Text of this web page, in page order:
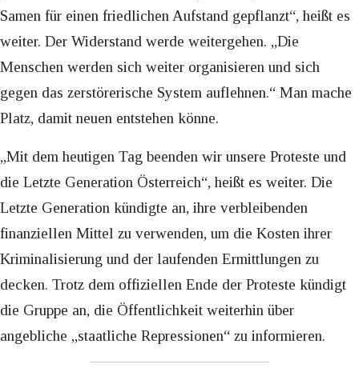
Samen für einen friedlichen Aufstand gepflanzt“, heißt es
weiter. Der Widerstand werde weitergehen. „Die
Menschen werden sich weiter organisieren und sich
gegen das zerstörerische System auflehnen.“ Man mache
Platz, damit neuen entstehen könne.
„Mit dem heutigen Tag beenden wir unsere Proteste und
die Letzte Generation Österreich“, heißt es weiter. Die
Letzte Generation kündigte an, ihre verbleibenden
finanziellen Mittel zu verwenden, um die Kosten ihrer
Kriminalisierung und der laufenden Ermittlungen zu
decken. Trotz dem offiziellen Ende der Proteste kündigt
die Gruppe an, die Öffentlichkeit weiterhin über
angebliche „staatliche Repressionen“ zu informieren.